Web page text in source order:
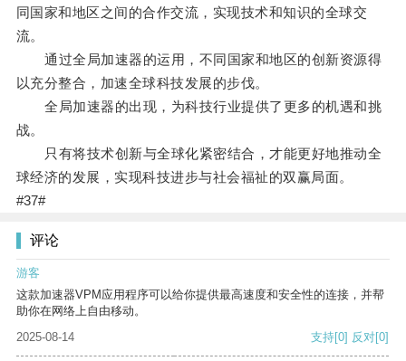
同国家和地区之间的合作交流，实现技术和知识的全球交
流。
通过全局加速器的运用，不同国家和地区的创新资源得
以充分整合，加速全球科技发展的步伐。
全局加速器的出现，为科技行业提供了更多的机遇和挑
战。
只有将技术创新与全球化紧密结合，才能更好地推动全
球经济的发展，实现科技进步与社会福祉的双赢局面。
#37#
评论
游客
这款加速器VPM应用程序可以给你提供最高速度和安全性的连接，并帮
助你在网络上自由移动。
2025-08-14
支持[0] 反对[0]